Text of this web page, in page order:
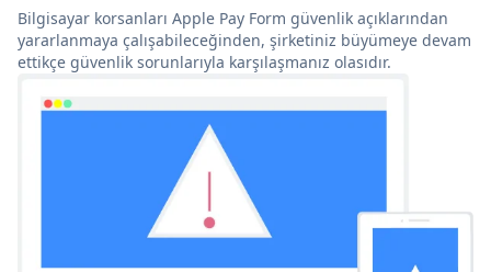
Bilgisayar korsanları Apple Pay Form güvenlik açıklarından
yararlanmaya çalışabileceğinden, şirketiniz büyümeye devam
ettikçe güvenlik sorunlarıyla karşılaşmanız olasıdır.